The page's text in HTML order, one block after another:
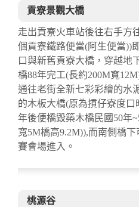
貢寮景觀大橋
走出貢寮火車站後往右手方
個貢寮鐵路便當(阿生便當))
口與新舊貢寮大橋，穿越地
橋88年完工(長約200M寬
通往老街全新七彩彩繪的水
的木板大橋(原為摃仔寮度口
年後便橋毀築木橋民國50年
寬5M橋高9.2M)),而南側橋
賽會場進入。
桃源谷